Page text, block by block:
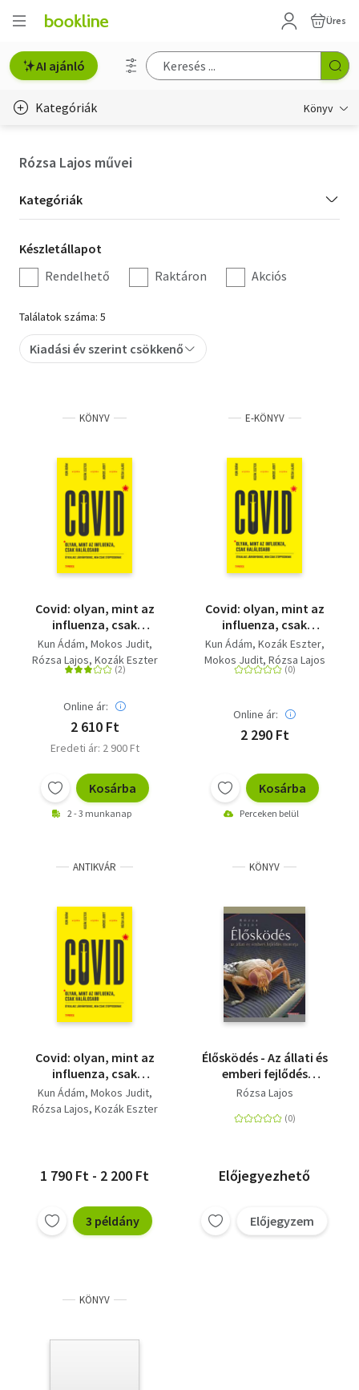
Üres
AI ajánló
Kategóriák Könyv
Hobbi, szabadidő
Irodalom
Művészet
Szakkönyv
Tankönyv, segédkönyv
Társadalomtudomány
Természettudomány
Történelem
Rózsa Lajos művei
Kategória
szűrés
Kategóriák
Készletállapot
szűrés
Készletállapot
Rendelhető
Raktáron Akciós
Találatok száma: 5
Kiadási év szerint csökkenő
KÖNYV
Covid: olyan, mint az
influenza, csak
halálosabb - Útikalauz
járványokhoz, nem
csak stopposoknak
Kun Ádám Mokos Judit
Rózsa Lajos Kozák Eszter
Online ár:
2 610 Ft
Eredeti ár: 2 900 Ft
Kosárba
2 - 3 munkanap
E-KÖNYV
Covid: olyan, mint az
influenza, csak
halálosabb
Kun Ádám Kozák Eszter
Mokos Judit Rózsa Lajos
Online ár:
2 290 Ft
Kosárba
Perceken belül
ANTIKVÁR
Covid: olyan, mint az
influenza, csak
halálosabb
Kun Ádám Mokos Judit
Rózsa Lajos Kozák Eszter
1 790 Ft - 2 200 Ft
3 példány
KÖNYV
Élősködés - Az állati és
emberi fejlődés
motorja
Rózsa Lajos
Előjegyezhető
Előjegyzem
KÖNYV